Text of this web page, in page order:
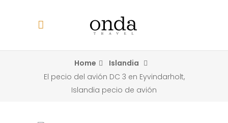
Home
Islandia
El pecio del avión DC 3 en Eyvindarholt,
Islandia pecio de avión